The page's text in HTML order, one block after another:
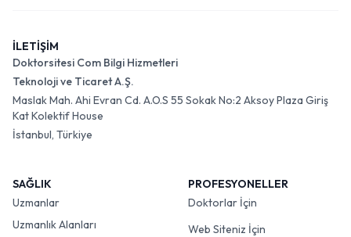
İLETİŞİM
Doktorsitesi Com Bilgi Hizmetleri
Teknoloji ve Ticaret A.Ş.
Maslak Mah. Ahi Evran Cd. A.O.S 55 Sokak No:2 Aksoy Plaza Giriş
Kat Kolektif House
İstanbul, Türkiye
SAĞLIK
Uzmanlar
Uzmanlık Alanları
PROFESYONELLER
Doktorlar İçin
Web Siteniz İçin